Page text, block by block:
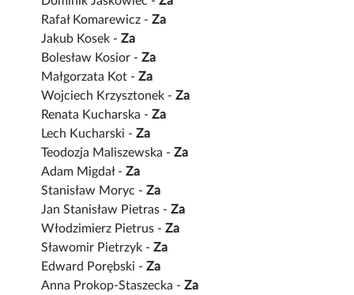
Rafał Komarewicz -Za
Jakub Kosek -Za
Bolesław Kosior -Za
Małgorzata Kot -Za
Wojciech Krzysztonek -Za
Renata Kucharska -Za
Lech Kucharski -Za
Teodozja Maliszewska -Za
Adam Migdał -Za
Stanisław Moryc -Za
Jan Stanisław Pietras -Za
Włodzimierz Pietrus -Za
Sławomir Pietrzyk -Za
Edward Porębski -Za
Anna Prokop-Staszecka -Za